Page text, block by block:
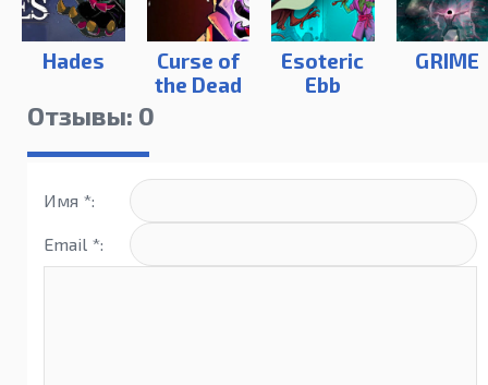
Hades
Curse of
the Dead
Esoteric
Ebb
GRIME
Отзывы: 0
Имя *:
Email *: